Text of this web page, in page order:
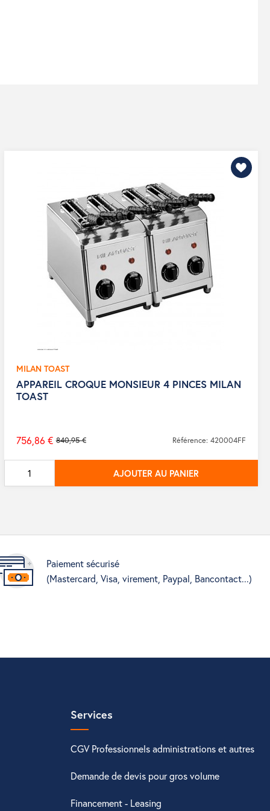
MILAN TOAST
APPAREIL CROQUE MONSIEUR 4 PINCES MILAN
TOAST
Prix
de
base
840,95 €
756,86 € Référence: 420004FF
AJOUTER AU PANIER
Paiement sécurisé
(Mastercard, Visa, virement, Paypal, Bancontact...)
Services
CGV Professionnels administrations et autres
Demande de devis pour gros volume
Financement - Leasing